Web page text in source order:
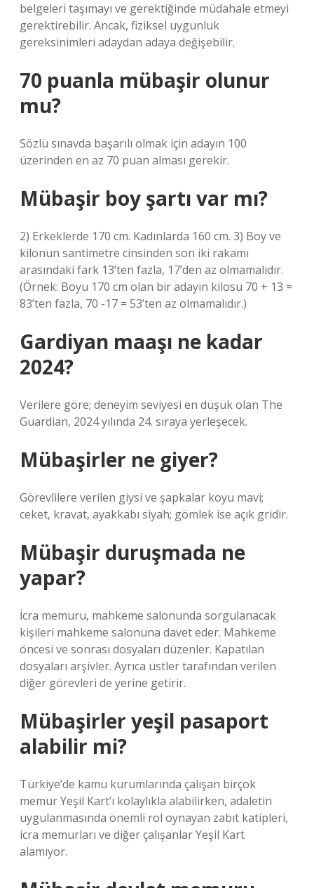
belgeleri taşımayı ve gerektiğinde müdahale etmeyi
gerektirebilir. Ancak, fiziksel uygunluk
gereksinimleri adaydan adaya değişebilir.
70 puanla mübaşir olunur
mu?
Sözlü sınavda başarılı olmak için adayın 100
üzerinden en az 70 puan alması gerekir.
Mübaşir boy şartı var mı?
2) Erkeklerde 170 cm. Kadınlarda 160 cm. 3) Boy ve
kilonun santimetre cinsinden son iki rakamı
arasındaki fark 13’ten fazla, 17’den az olmamalıdır.
(Örnek: Boyu 170 cm olan bir adayın kilosu 70 + 13 =
83’ten fazla, 70 -17 = 53’ten az olmamalıdır.)
Gardiyan maaşı ne kadar
2024?
Verilere göre; deneyim seviyesi en düşük olan The
Guardian, 2024 yılında 24. sıraya yerleşecek.
Mübaşirler ne giyer?
Görevlilere verilen giysi ve şapkalar koyu mavi;
ceket, kravat, ayakkabı siyah; gömlek ise açık gridir.
Mübaşir duruşmada ne
yapar?
İcra memuru, mahkeme salonunda sorgulanacak
kişileri mahkeme salonuna davet eder. Mahkeme
öncesi ve sonrası dosyaları düzenler. Kapatılan
dosyaları arşivler. Ayrıca üstler tarafından verilen
diğer görevleri de yerine getirir.
Mübaşirler yeşil pasaport
alabilir mi?
Türkiye’de kamu kurumlarında çalışan birçok
memur Yeşil Kart’ı kolaylıkla alabilirken, adaletin
uygulanmasında önemli rol oynayan zabıt katipleri,
icra memurları ve diğer çalışanlar Yeşil Kart
alamıyor.